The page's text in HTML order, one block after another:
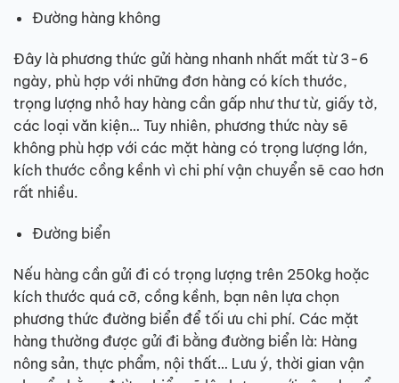
Đường hàng không
Đây là phương thức gửi hàng nhanh nhất mất từ 3-6
ngày, phù hợp với những đơn hàng có kích thước,
trọng lượng nhỏ hay hàng cần gấp như thư từ, giấy tờ,
các loại văn kiện… Tuy nhiên, phương thức này sẽ
không phù hợp với các mặt hàng có trọng lượng lớn,
kích thước cồng kềnh vì chi phí vận chuyển sẽ cao hơn
rất nhiều.
Đường biển
Nếu hàng cần gửi đi có trọng lượng trên 250kg hoặc
kích thước quá cỡ, cồng kềnh, bạn nên lựa chọn
phương thức đường biển để tối ưu chi phí. Các mặt
hàng thường được gửi đi bằng đường biển là: Hàng
nông sản, thực phẩm, nội thất… Lưu ý, thời gian vận